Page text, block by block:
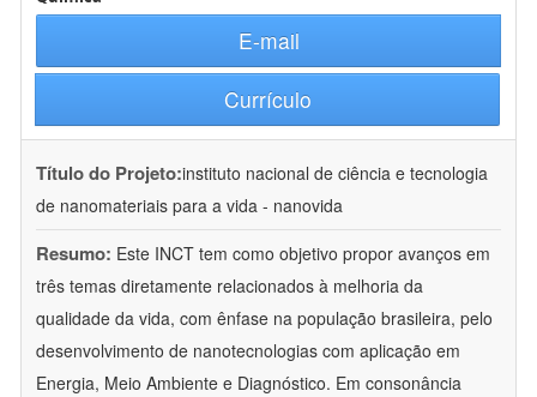
E-mail
Currículo
Título do Projeto:instituto nacional de ciência e tecnologia
de nanomateriais para a vida - nanovida
Resumo: Este INCT tem como objetivo propor avanços em
três temas diretamente relacionados à melhoria da
qualidade da vida, com ênfase na população brasileira, pelo
desenvolvimento de nanotecnologias com aplicação em
Energia, Meio Ambiente e Diagnóstico. Em consonância